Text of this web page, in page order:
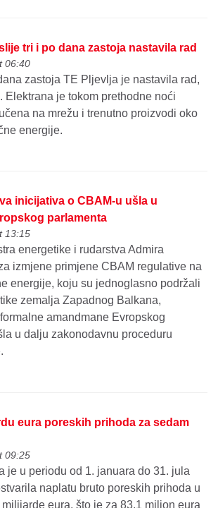
tri i po dana zastoja nastavila rad
06:40
zastoja TE Pljevlja je nastavila rad,
Elektrana je tokom prethodne noći
na mrežu i trenutno proizvodi oko
energije.
inicijativa o CBAM-u ušla u
parlamenta
13:15
energetike i rudarstva Admira
izmjene primjene CBAM regulative na
energije, koju su jednoglasno podržali
zemalja Zapadnog Balkana,
amandmane Evropskog
u dalju zakonodavnu proceduru
eura poreskih prihoda za sedam
09:25
je u periodu od 1. januara do 31. jula
naplatu bruto poreskih prihoda u
eura, što je za 83,1 milion eura